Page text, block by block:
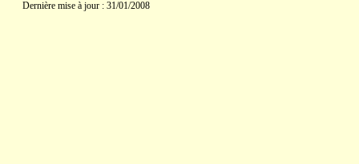
Dernière mise à jour : 31/01/2008